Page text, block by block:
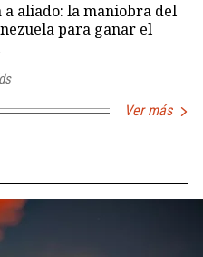
a aliado: la maniobra del
para ganar el
Ver más